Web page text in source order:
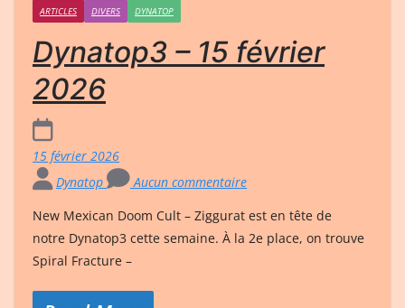
ARTICLES DIVERS DYNATOP
Dynatop3 – 15 février
2026
15 février 2026
Dynatop
Aucun commentaire
New Mexican Doom Cult – Ziggurat est en tête de
notre Dynatop3 cette semaine. À la 2e place, on trouve
Spiral Fracture –